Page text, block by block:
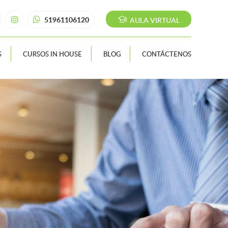
51961106120 AULA VIRTUAL
CURSOS IN HOUSE BLOG CONTÁCTENOS